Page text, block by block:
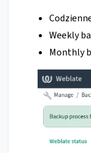
Weekly
Monthly